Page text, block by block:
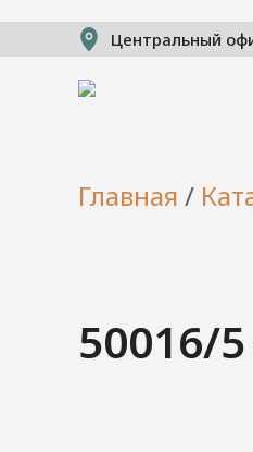
Центральный
Главная /
50016/